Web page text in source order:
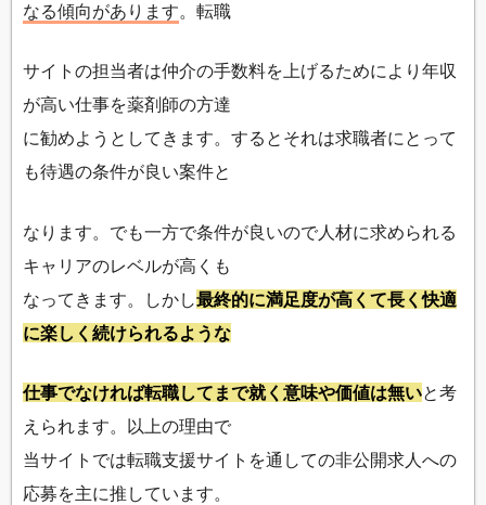
なる傾向があります。転職
サイトの担当者は仲介の手数料を上げるためにより年収
が高い仕事を薬剤師の方達
に勧めようとしてきます。するとそれは求職者にとって
も待遇の条件が良い案件と
なります。でも一方で条件が良いので人材に求められる
キャリアのレベルが高くも
なってきます。しかし最終的に満足度が高くて長く快適
に楽しく続けられるような
仕事でなければ転職してまで就く意味や価値は無いと考
えられます。以上の理由で
当サイトでは転職支援サイトを通しての非公開求人への
応募を主に推しています。